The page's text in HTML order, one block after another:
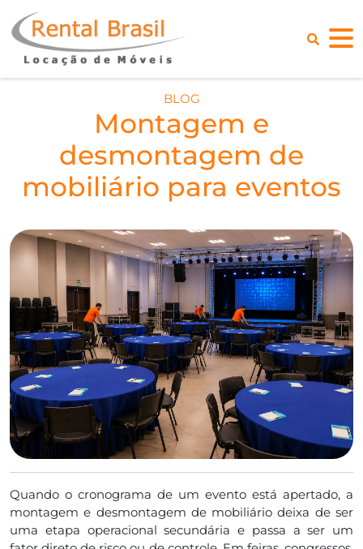
BLOG
Montagem e
desmontagem de
mobiliário para eventos
Quando o cronograma de um evento está apertado, a
montagem e desmontagem de mobiliário deixa de ser
uma etapa operacional secundária e passa a ser um